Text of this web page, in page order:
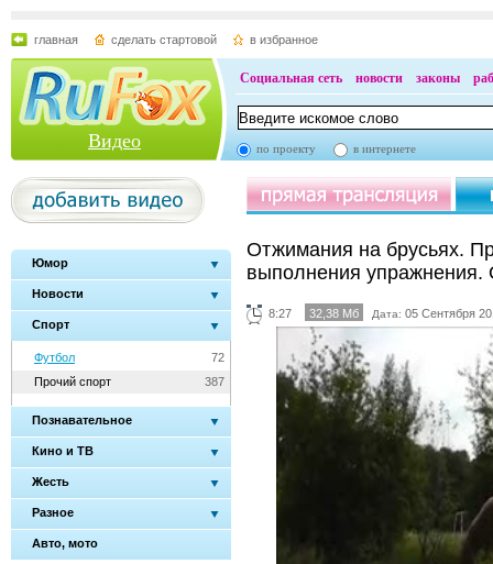
главная сделать стартовой в избранное
Видео
Социальная сеть новости законы
по проекту в интернете
Юмор
Новости
Спорт
72
Футбол
387
Прочий спорт
Познавательное
Кино и ТВ
Жесть
Разное
Авто, мото
Отжимания на брусьях.
выполнения
8:27 32,38 Мб Дата: 05 Сентября